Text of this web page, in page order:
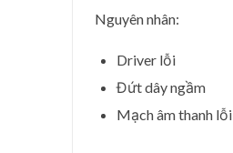
Nguyên nhân:
Driver lỗi
Đứt dây ngầm
Mạch âm thanh lỗi